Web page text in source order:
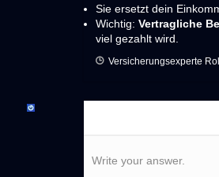
Sie ersetzt dein
Wichtig: Vertragliche
viel gezahlt wird.
Versicherungsexperte
Write your answer.